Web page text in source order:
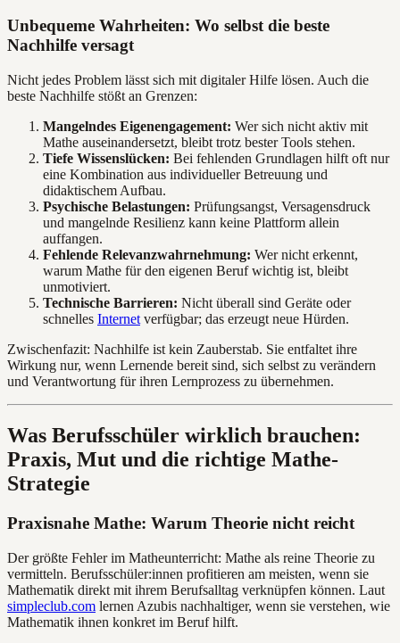
Unbequeme Wahrheiten: Wo selbst die beste
Nachhilfe versagt
Nicht jedes Problem lässt sich mit digitaler Hilfe lösen. Auch die
beste Nachhilfe stößt an Grenzen:
Mangelndes Eigenengagement: Wer sich nicht aktiv mit
Mathe auseinandersetzt, bleibt trotz bester Tools stehen.
Tiefe Wissenslücken: Bei fehlenden Grundlagen hilft oft nur
eine Kombination aus individueller Betreuung und
didaktischem Aufbau.
Psychische Belastungen: Prüfungsangst, Versagensdruck
und mangelnde Resilienz kann keine Plattform allein
auffangen.
Fehlende Relevanzwahrnehmung: Wer nicht erkennt,
warum Mathe für den eigenen Beruf wichtig ist, bleibt
unmotiviert.
Technische Barrieren: Nicht überall sind Geräte oder
schnelles Internet verfügbar; das erzeugt neue Hürden.
Zwischenfazit: Nachhilfe ist kein Zauberstab. Sie entfaltet ihre
Wirkung nur, wenn Lernende bereit sind, sich selbst zu verändern
und Verantwortung für ihren Lernprozess zu übernehmen.
Was Berufsschüler wirklich brauchen:
Praxis, Mut und die richtige Mathe-
Strategie
Praxisnahe Mathe: Warum Theorie nicht reicht
Der größte Fehler im Matheunterricht: Mathe als reine Theorie zu
vermitteln. Berufsschüler:innen profitieren am meisten, wenn sie
Mathematik direkt mit ihrem Berufsalltag verknüpfen können. Laut
simpleclub.com lernen Azubis nachhaltiger, wenn sie verstehen, wie
Mathematik ihnen konkret im Beruf hilft.